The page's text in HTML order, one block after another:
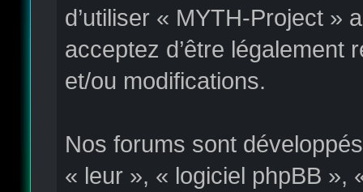
d’utiliser « MYTH-Project »
acceptez d’être légalement
et/ou modifications.
Nos forums sont
« leur », « logiciel phpBB »,